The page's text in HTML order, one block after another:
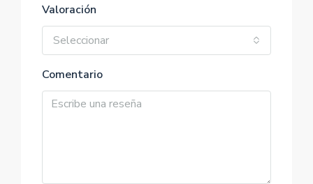
Valoración
Seleccionar
Comentario